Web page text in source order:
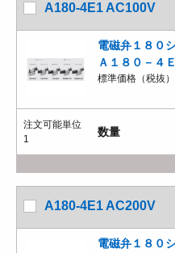
A180-4E1 AC100V
電磁弁１８
Ａ１８０－４
標準価格（税抜）
注文可能単位
1
数量
A180-4E1 AC200V
電磁弁１８